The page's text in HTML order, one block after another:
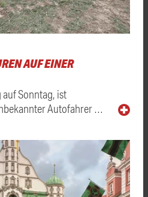
AUF EINER
auf Sonntag, ist
Autofahrer …